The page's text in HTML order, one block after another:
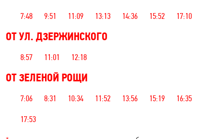
7:48 9:51 11:09 13:13 14:36 15:52 17:10
ОТ УЛ. ДЗЕРЖИНСКОГО
8:57 11:01 12:18
ОТ ЗЕЛЕНОЙ РОЩИ
7:06 8:31 10:34 11:52 13:56 15:19 16:35
17:53